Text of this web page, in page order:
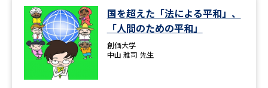
データサイエンス特集 奨学金・特待生制度特集
デジタルパンフレット
新学年スタート号特集ページ
（高3生用）
国を超えた「法による平和」、
「人間のための平和」
創価大学
中山 雅司 先生